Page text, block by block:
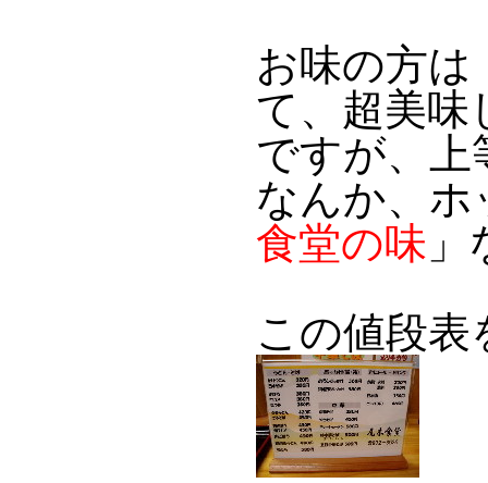
お味の方は
て、超美
ですが、上
なんか、
食堂の味
この値段